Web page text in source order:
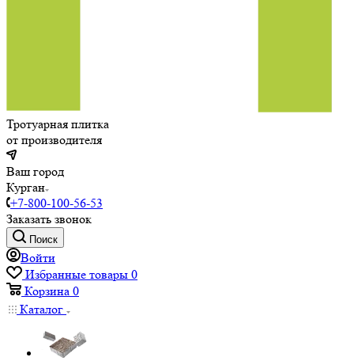
Тротуарная плитка
от производителя
Ваш город
Курган
+7-800-100-56-53
Заказать звонок
Поиск
Войти
Избранные товары 0
Корзина 0
Каталог